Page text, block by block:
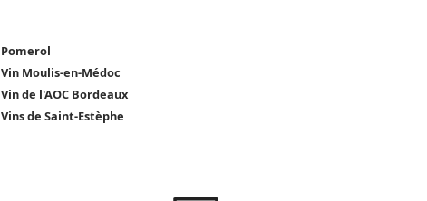
Pomerol
Vin Moulis-en-Médoc
Vin de l'AOC Bordeaux
Vins de Saint-Estèphe